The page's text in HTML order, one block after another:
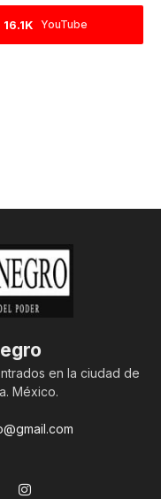
YouTube
16.1K
en la ciudad de
México.